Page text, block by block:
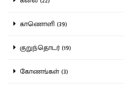
காணொளி (39)
குறுந்தொடர் (19)
கோணங்கள் (3)